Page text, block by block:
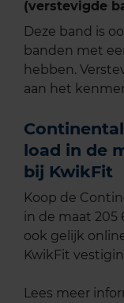
(verstevigde
Deze band is
banden met
hebben.
aan het
Continental
load in de
bij KwikFit
Koop de
in de maat 205
ook gelijk
KwikFit
Lees meer